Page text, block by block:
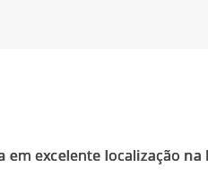
em excelente localização